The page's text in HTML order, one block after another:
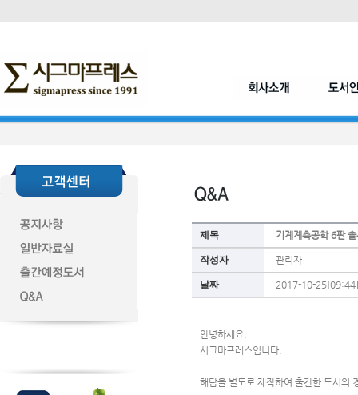
제목 기계계측공학 6판
작성자 관리자
날짜 2017-10-25[09:44]
안녕하세요.
시그마프레스입니다.
해답을 별도로 제작하여 출간한 도서의